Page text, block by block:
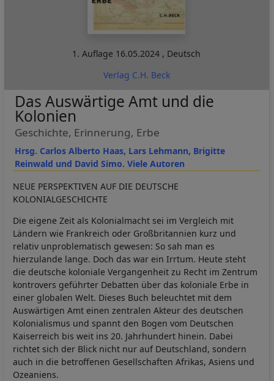
1. Auflage 16.05.2024 , Deutsch
Verlag C.H. Beck
Hrsg. Carlos Alberto Haas, Lars Lehmann, Brigitte
Reinwald und David Simo. Viele Autoren
Das Auswärtige Amt und die
Kolonien
Geschichte, Erinnerung, Erbe
NEUE PERSPEKTIVEN AUF DIE DEUTSCHE
KOLONIALGESCHICHTE
Die eigene Zeit als Kolonialmacht sei im Vergleich mit
Ländern wie Frankreich oder Großbritannien kurz und
relativ unproblematisch gewesen: So sah man es
hierzulande lange. Doch das war ein Irrtum. Heute steht
die deutsche koloniale Vergangenheit zu Recht im Zentrum
kontrovers geführter Debatten über das koloniale Erbe in
einer globalen Welt. Dieses Buch beleuchtet mit dem
Auswärtigen Amt einen zentralen Akteur des deutschen
Kolonialismus und spannt den Bogen vom Deutschen
Kaiserreich bis weit ins 20. Jahrhundert hinein. Dabei
richtet sich der Blick nicht nur auf Deutschland, sondern
auch in die betroffenen Gesellschaften Afrikas, Asiens und
Ozeaniens.